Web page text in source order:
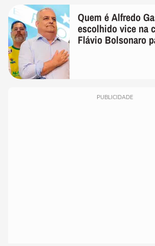
Quem é Alfredo
escolhido vice na
Flávio Bolsonaro
PUBLICIDADE